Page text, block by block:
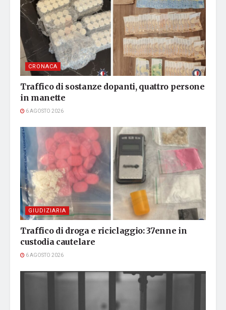
CRONACA
Traffico di sostanze dopanti, quattro persone
in manette
6 AGOSTO 2026
GIUDIZIARIA
Traffico di droga e riciclaggio: 37enne in
custodia cautelare
6 AGOSTO 2026